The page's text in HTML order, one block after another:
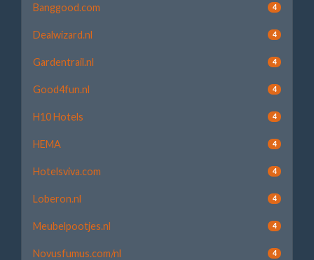
Banggood.com 4
Dealwizard.nl 4
Gardentrail.nl 4
Good4fun.nl 4
H10 Hotels 4
HEMA 4
Hotelsviva.com 4
Loberon.nl 4
Meubelpootjes.nl 4
Novusfumus.com/nl 4